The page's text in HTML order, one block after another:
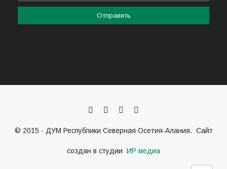
© 2015 - ДУМ Республики Северная Осетия-Алания. Сайт
создан в студии ИР медиа